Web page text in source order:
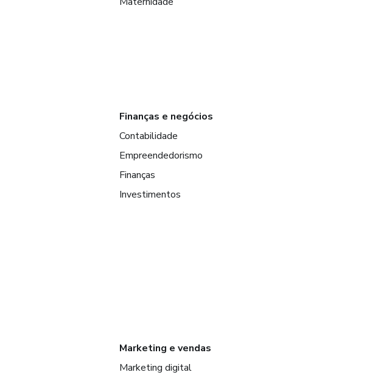
Finanças e negócios
Contabilidade
Empreendedorismo
Finanças
Investimentos
Marketing e vendas
Marketing digital